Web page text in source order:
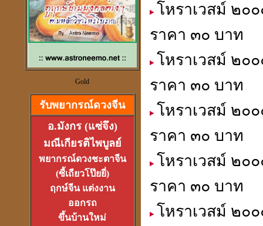
ที่เป็นวิทยาศาสตร์
อาจารย์อ๊อดวัดสายไหม
เจ้าตำรับตระกรุดลูกปืน
(1ส.ค.2550)
Gold
รับพยากรณ์ดวงจีน
อ.มังกร (แซ่จึง)
มณีเกียรติไพบูลย์
พยากรณ์ดวงชะตาจีน
(ซี้เถียวโป๊ยยี่)
ฤกษ์จีน แต่งงาน
ออกรถ
ขึ้นบ้านใหม่
โหราเวสม์ ๒
ราคา ๓๐ บาท
โหราเวสม์ ๒
ราคา ๓๐ บาท
โหราเวสม์ ๒
ราคา ๓๐ บาท
โหราเวสม์ ๒
ราคา ๓๐ บาท
โหราเวสม์ ๒